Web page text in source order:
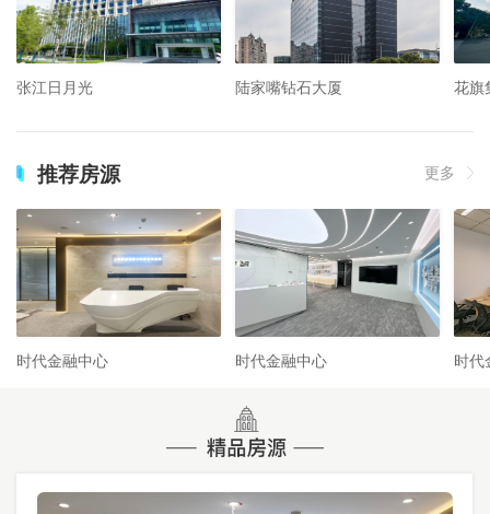
张江日月光 陆家嘴钻石大厦 花旗
推荐房源 更多
时代金融中心 时代金融中心 时代